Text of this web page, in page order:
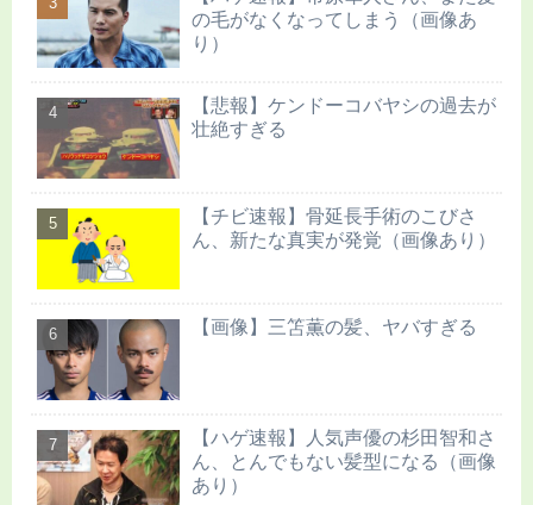
の毛がなくなってしまう（画像あ
り）
【悲報】ケンドーコバヤシの過去が
壮絶すぎる
【チビ速報】骨延長手術のこびさ
ん、新たな真実が発覚（画像あり）
【画像】三笘薫の髪、ヤバすぎる
【ハゲ速報】人気声優の杉田智和さ
ん、とんでもない髪型になる（画像
あり）